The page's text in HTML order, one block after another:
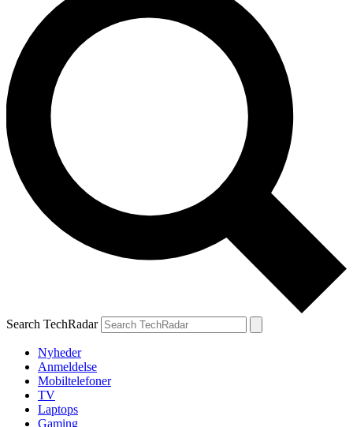
Search TechRadar
Nyheder
Anmeldelse
Mobiltelefoner
TV
Laptops
Gaming